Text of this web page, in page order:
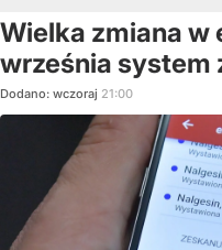
Wielka zmiana w
września system
Dodano: wczoraj 21:00